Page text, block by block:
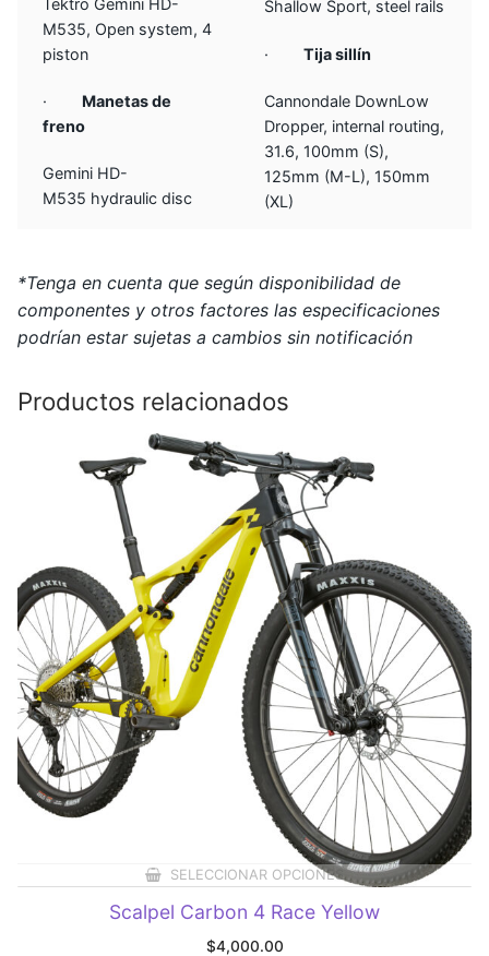
M535, Open system, 4
piston
· Manetas de
freno
Gemini HD-
M535 hydraulic disc
Shallow Sport, steel rails
·Tija sillín
Cannondale DownLow
Dropper, internal routing,
31.6, 100mm (S),
125mm (M-L), 150mm
(XL)
*Tenga en cuenta que según disponibilidad de
componentes y otros factores las especificaciones
podrían estar sujetas a cambios sin notificación
Productos relacionados
SELECCIONAR OPCIONES
Scalpel Carbon 4 Race Yellow
$4,000.00